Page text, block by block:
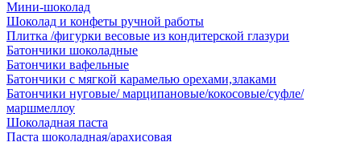
Мини-шоколад
Шоколад и конфеты ручной работы
Плитка /фигурки весовые из кондитерской глазури
Батончики шоколадные
Батончики вафельные
Батончики с мягкой карамелью орехами,злаками
Батончики нуговые/ марципановые/кокосовые/суфле/
маршмеллоу
Шоколадная паста
Паста шоколадная/арахисовая